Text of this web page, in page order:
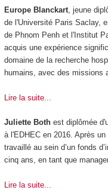
Europe Blanckart, jeune
de l'Université Paris Saclay,
de Phnom Penh et l'Institut
acquis une expérience
domaine de la recherche
humains, avec des missions
Lire la suite...
Juliette Bothest diplômée
à l'EDHEC en 2016. Après
travaillé au sein d’un fonds
cinq ans, en tant que
Lire la suite...